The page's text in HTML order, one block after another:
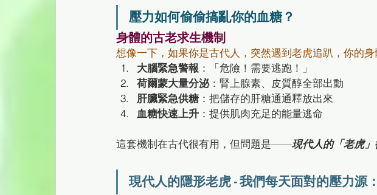
壓力如何偷偷搞亂你的血糖？
身體的古老求生機制
想像一下，如果你是古代人，突然遇到老虎追趴，你的身
大腦緊急警報 ：「危險！需要逃跑！」
荷爾蒙大量分泌：腎上腺素、皮質醇全部出動
肝臟緊急供糖：把儲存的肝糖通通釋放出來
血糖快速上升 ：提供肌肉充足的能量逃命
這套機制在古代很有用，但問題是——現代人的「老虎
現代人的隱形老虎 - 我們每天面對的壓力源：